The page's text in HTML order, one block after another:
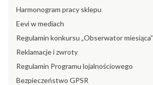
Harmonogram pracy sklepu
Eevi w mediach
Regulamin konkursu „Obserwator miesiąca”
Reklamacje i zwroty
Regulamin Programu lojalnościowego
Bezpieczeństwo GPSR